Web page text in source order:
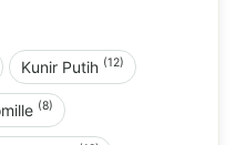
Kunir Putih (12)
(8)